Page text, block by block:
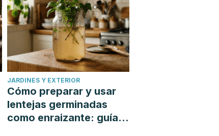
JARDINES Y EXTERIOR
Cómo preparar y usar
lentejas germinadas
como enraizante: guía